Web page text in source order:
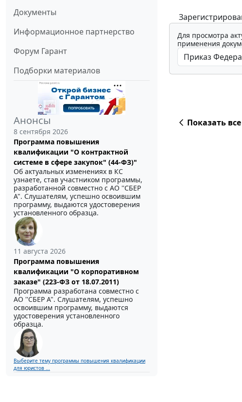
Документы
Информационное партнерство
Форум Гарант
Подборки материалов
Анонсы
8 сентября 2026
Программа повышения
квалификации "О контрактной
системе в сфере закупок" (44-ФЗ)"
Об актуальных изменениях в КС
узнаете, став участником программы,
разработанной совместно с АО ''СБЕР
А". Слушателям, успешно освоившим
программу, выдаются удостоверения
установленного образца.
11 августа 2026
Программа повышения
квалификации "О корпоративном
заказе" (223-ФЗ от 18.07.2011)
Программа разработана совместно с
АО ''СБЕР А". Слушателям, успешно
освоившим программу, выдаются
удостоверения установленного
образца.
Выберите тему программы повышения квалификации
для юристов ...
Для просмотра
применения
Показать